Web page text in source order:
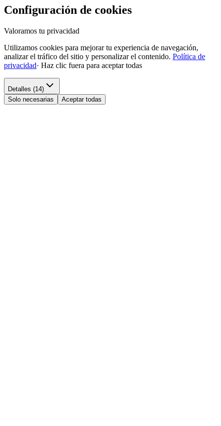
Configuración de cookies
Valoramos tu privacidad
Utilizamos cookies para mejorar tu experiencia de navegación,
analizar el tráfico del sitio y personalizar el contenido. Política de
privacidad· Haz clic fuera para aceptar todas
Detalles (14)
Solo necesarias
Aceptar todas